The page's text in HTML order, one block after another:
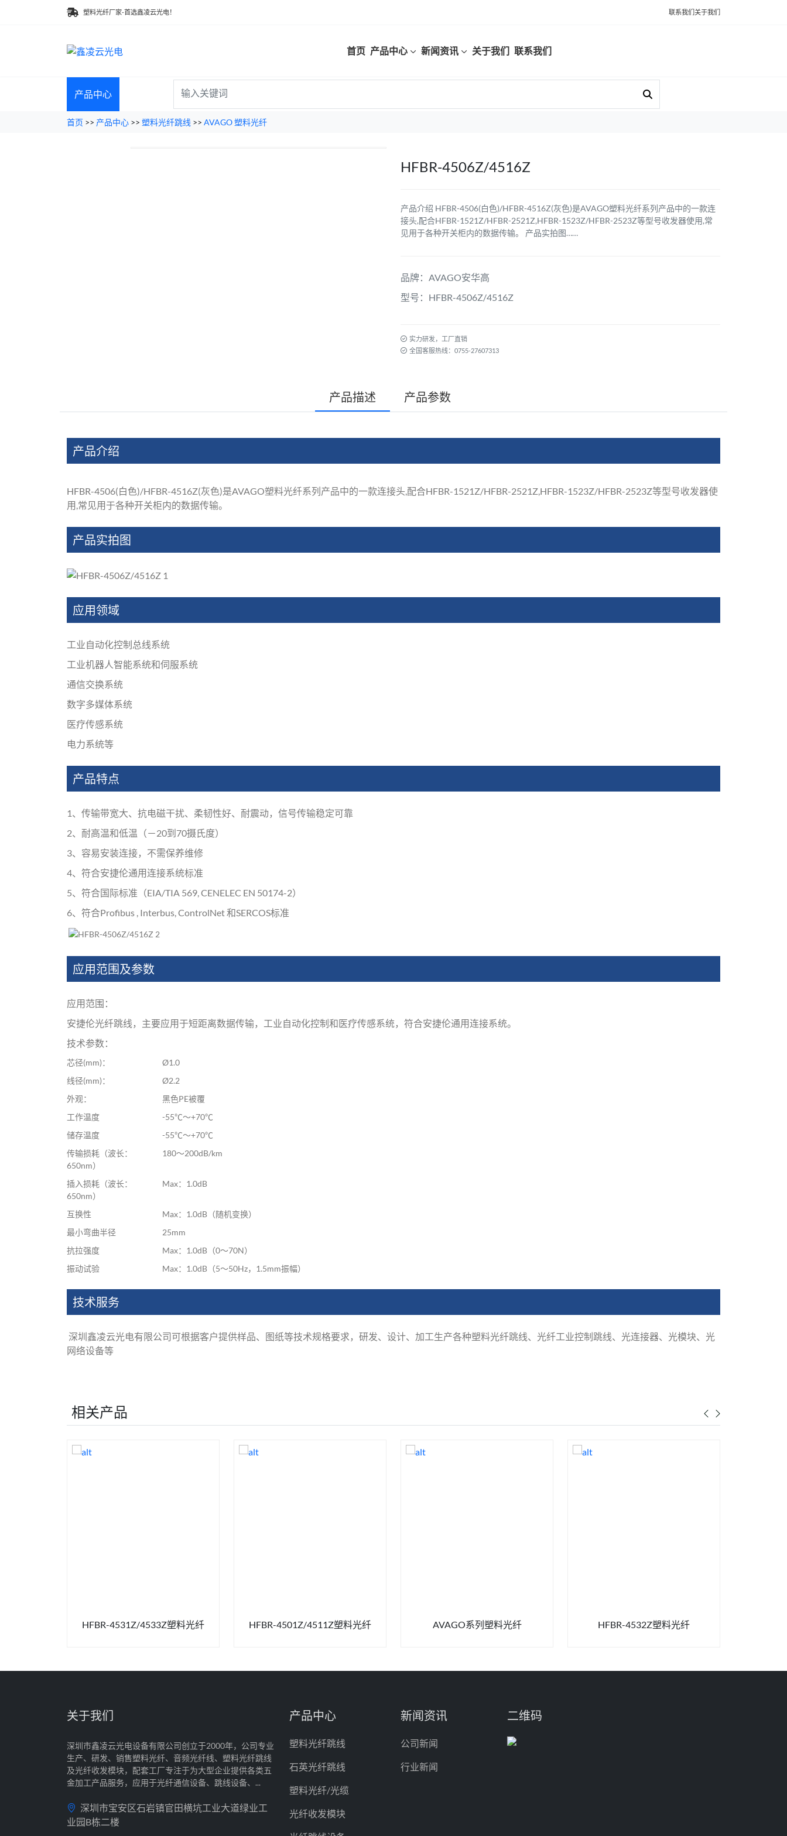
塑料光纤厂家-首选鑫凌云光电！ 联系我们关于我们
首页 产品中心 新闻资讯 关于我们 联系我们
产品中心
首页 >> 产品中心 >> 塑料光纤跳线 >> AVAGO 塑料光纤
HFBR-4506Z/4516Z
产品介绍 HFBR-4506(白色)/HFBR-4516Z(灰色)是AVAGO塑料光纤系列产品中的一款连
接头,配合HFBR-1521Z/HFBR-2521Z,HFBR-1523Z/HFBR-2523Z等型号收发器使用,常
见用于各种开关柜内的数据传输。 产品实拍图……
品牌：AVAGO安华高
型号：HFBR-4506Z/4516Z
实力研发，工厂直销
全国客服热线：0755-27607313
产品描述 产品参数
产品介绍
HFBR-4506(白色)/HFBR-4516Z(灰色)是AVAGO塑料光纤系列产品中的一款连接头,配合HFBR-1521Z/HFBR-2521Z,HFBR-1523Z/HFBR-2523Z等型号收发器使
用,常见用于各种开关柜内的数据传输。
产品实拍图
应用领域
工业自动化控制总线系统
工业机器人智能系统和伺服系统
通信交换系统
数字多媒体系统
医疗传感系统
电力系统等
产品特点
1、传输带宽大、抗电磁干扰、柔韧性好、耐震动，信号传输稳定可靠
2、耐高温和低温（－20到70摄氏度）
3、容易安装连接，不需保养维修
4、符合安捷伦通用连接系统标准
5、符合国际标准（EIA/TIA 569, CENELEC EN 50174-2）
6、符合Profibus , Interbus, ControlNet 和SERCOS标准
应用范围及参数
应用范围：
安捷伦光纤跳线，主要应用于短距离数据传输，工业自动化控制和医疗传感系统，符合安捷伦通用连接系统。
技术参数：
芯径(mm)：
Ø1.0
线径(mm)：
Ø2.2
外观：
黑色PE被覆
工作温度
-55℃～+70℃
储存温度
-55℃～+70℃
传输损耗（波长：
650nm）
180～200dB/km
插入损耗（波长：
650nm）
Max：1.0dB
互换性
Max：1.0dB（随机变换）
最小弯曲半径
25mm
抗拉强度
Max：1.0dB（0～70N）
振动试验
Max：1.0dB（5～50Hz，1.5mm振幅）
技术服务
深圳鑫凌云光电有限公司可根据客户提供样品、图纸等技术规格要求，研发、设计、加工生产各种塑料光纤跳线、光纤工业控制跳线、光连接器、光模块、光
网络设备等
相关产品
HFBR-4531Z/4533Z塑料光纤 HFBR-4501Z/4511Z塑料光纤 AVAGO系列塑料光纤 HFBR-4532Z塑料光纤
关于我们
深圳市鑫凌云光电设备有限公司创立于2000年，公司专业
生产、研发、销售塑料光纤、音频光纤线、塑料光纤跳线
及光纤收发模块，配套工厂专注于为大型企业提供各类五
金加工产品服务，应用于光纤通信设备、跳线设备、...
深圳市宝安区石岩镇官田横坑工业大道绿业工
业园B栋二楼
产品中心
塑料光纤跳线
石英光纤跳线
塑料光纤/光缆
光纤收发模块
新闻资讯
公司新闻
行业新闻
二维码